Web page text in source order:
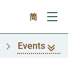
简
Events